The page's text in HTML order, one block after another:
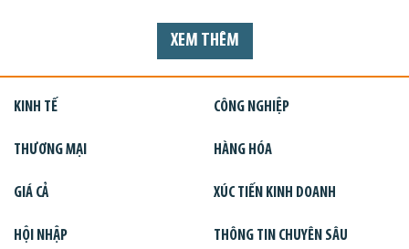
XEM THÊM
KINH TẾ CÔNG NGHIỆP
THƯƠNG MẠI HÀNG HÓA
GIÁ CẢ XÚC TIẾN KINH DOANH
HỘI NHẬP THÔNG TIN CHUYÊN SÂU